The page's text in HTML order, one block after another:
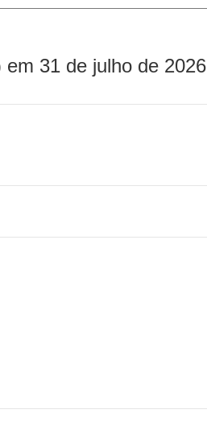
31 de julho de 2026